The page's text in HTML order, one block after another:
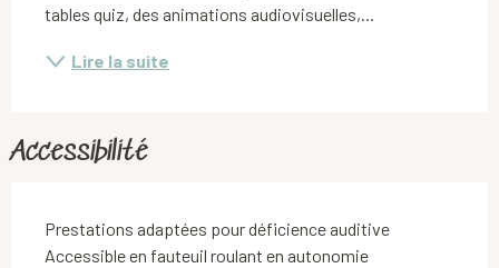
tables quiz, des animations audiovisuelles,...
Lire la suite
Accessibilité
Prestations adaptées pour déficience auditive
Accessible en fauteuil roulant en autonomie